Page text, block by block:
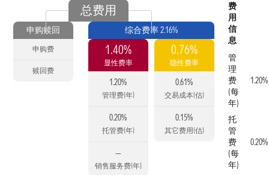
总费用
申购赎回
申购费
赎回费
综合费率 2.16%
1.40%
显性费率
1.20%
管理费(年)
0.20%
托管费(年)
—
销售服务费(年)
0.76%
隐性费率
0.61%
交易成本(估)
0.15%
其它费用(估)
费
用
信
息
管
理
费
(每
年)
1.20%
托
管
费
(每
年)
0.20%